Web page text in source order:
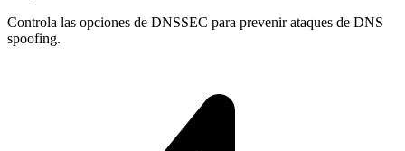
Controla las opciones de DNSSEC para prevenir ataques de DNS
spoofing.